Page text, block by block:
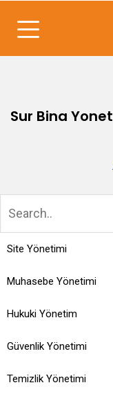
Sur Bina
Site Yönetimi
Muhasebe Yönetimi
Hukuki Yönetim
Güvenlik Yönetimi
Temizlik Yönetimi